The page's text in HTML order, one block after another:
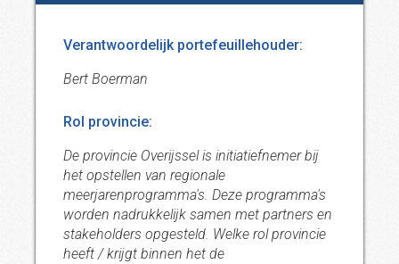
Verantwoordelijk portefeuillehouder:
Bert Boerman
Rol provincie:
De provincie Overijssel is initiatiefnemer bij
het opstellen van regionale
meerjarenprogramma's. Deze programma's
worden nadrukkelijk samen met partners en
stakeholders opgesteld. Welke rol provincie
heeft / krijgt binnen het de